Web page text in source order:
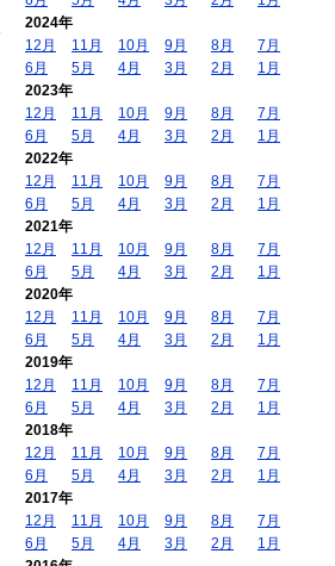
2024年
12月
11月 10月 9月 8月
7月
6月
5月 4月 3月 2月
1月
2023年
12月
11月 10月 9月 8月
7月
6月
5月 4月 3月 2月
1月
2022年
12月
11月 10月 9月 8月
7月
6月
5月 4月 3月 2月
1月
2021年
12月
11月 10月 9月 8月
7月
6月
5月 4月 3月 2月
1月
2020年
12月
11月 10月 9月 8月
7月
6月
5月 4月 3月 2月
1月
2019年
12月
11月 10月 9月 8月
7月
6月
5月 4月 3月 2月
1月
2018年
12月
11月 10月 9月 8月
7月
6月
5月 4月 3月 2月
1月
2017年
12月
11月 10月 9月 8月
7月
6月
5月 4月 3月 2月
1月